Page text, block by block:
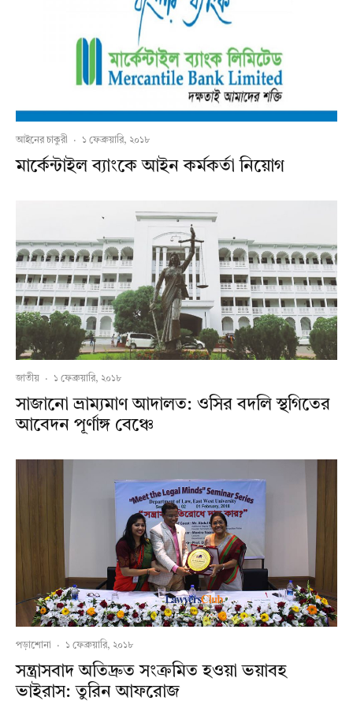
আইনের চাকুরী · ১ ফেব্রুয়ারি, ২০১৮
মার্কেন্টাইল ব্যাংকে আইন কর্মকর্তা নিয়োগ
জাতীয় · ১ ফেব্রুয়ারি, ২০১৮
সাজানো ভ্রাম্যমাণ আদালত: ওসির বদলি স্থগিতের
আবেদন পূর্ণাঙ্গ বেঞ্চে
পড়াশোনা · ১ ফেব্রুয়ারি, ২০১৮
সন্ত্রাসবাদ অতিদ্রুত সংক্রমিত হওয়া ভয়াবহ
ভাইরাস: তুরিন আফরোজ